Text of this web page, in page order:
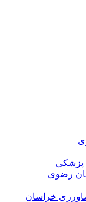
پزشکی
رضوی
خراسان